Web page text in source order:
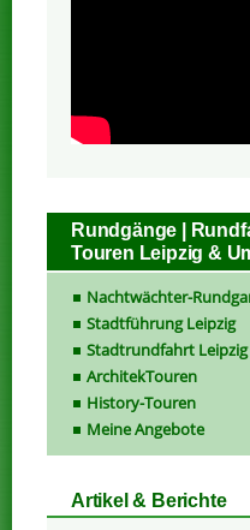
Rundgänge |
Touren Leipzig &
Nachtwächter-
Stadtführung Leipzig
Stadtrundfahrt Leipzig
ArchitekTouren
History-Touren
Meine Angebote
Artikel & Berichte